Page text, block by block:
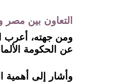
التعاون بين مصر
ومن جهته، أعرب
عن الحكومة
وأشار إلى أهمية